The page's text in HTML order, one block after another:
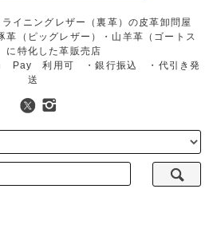
イニングレザー（裏革）の皮革卸問屋
革（ピッグレザー）・山羊革（ゴートス
に特化した革販売店
Pay 利用可 ・銀行振込 ・代引き発
送